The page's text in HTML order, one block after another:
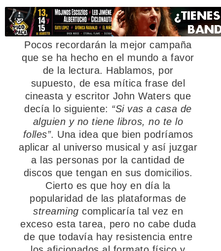
Pocos recordarán la mejor campaña
que se ha hecho en el mundo a favor
de la lectura. Hablamos, por
supuesto, de esa mítica frase del
cineasta y escritor John Waters que
decía lo siguiente: “Si vas a casa de
alguien y no tiene libros, no te lo
folles”. Una idea que bien podríamos
aplicar al universo musical y así juzgar
a las personas por la cantidad de
discos que tengan en sus domicilios.
Cierto es que hoy en día la
popularidad de las plataformas de
streaming complicaría tal vez en
exceso esta tarea, pero no cabe duda
de que todavía hay resistencia entre